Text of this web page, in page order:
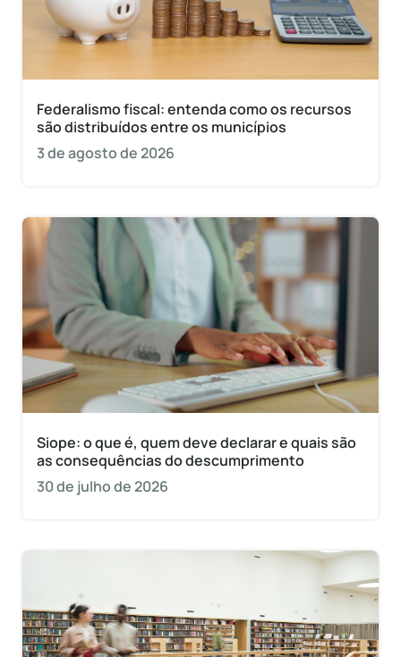
Federalismo fiscal: entenda como os recursos
são distribuídos entre os municípios
3 de agosto de 2026
Siope: o que é, quem deve declarar e quais são
as consequências do descumprimento
30 de julho de 2026